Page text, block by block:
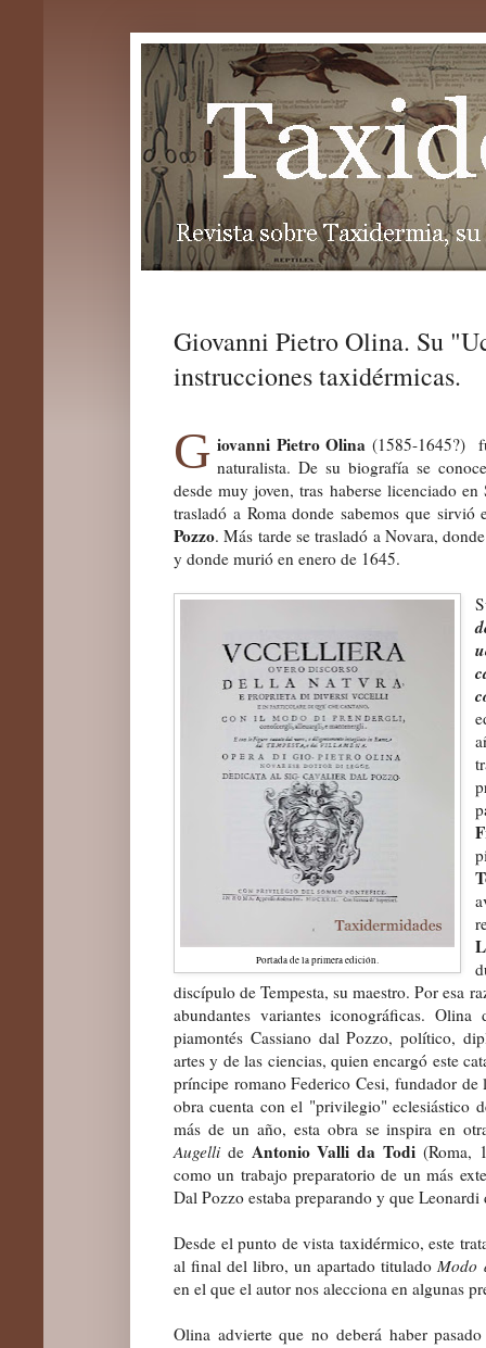
Giovanni Pietro Olina. Su
instrucciones taxidérmicas.
G iovanni Pietro Olina (1585-1645?)
naturalista. De su biografía se
desde muy joven, tras haberse licenciado
trasladó a Roma donde sabemos que
Pozzo. Más tarde se trasladó a Novara,
y donde murió en enero de 1645.
Portada de la primera edición.
discípulo de Tempesta, su maestro. Por esa
abundantes variantes iconográficas.
piamontés Cassiano dal Pozzo, político,
artes y de las ciencias, quien encargó este
príncipe romano Federico Cesi, fundador
obra cuenta con el "privilegio" eclesiástico
más de un año, esta obra se inspira en
Augelli de Antonio Valli da Todi (Roma,
como un trabajo preparatorio de un más
Dal Pozzo estaba preparando y que Leonardi
Desde el punto de vista taxidérmico, este
al final del libro, un apartado tituladoModo
en el que el autor nos alecciona en algunas
Olina advierte que no deberá haber